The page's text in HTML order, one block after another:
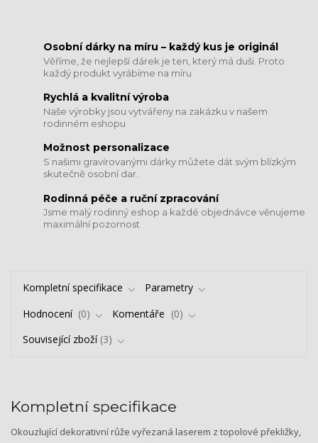
​​​​​​​Osobní dárky na míru – každý kus je originál
Věříme, že nejlepší dárek je ten, který má duši. Proto
každý produkt vyrábíme na míru
Rychlá a kvalitní výroba
Naše výrobky jsou vytvářeny na zakázku v našem
rodinném eshopu
Možnost personalizace
S našimi gravírovanými dárky můžete dát svým blízkým
skutečně osobní dar.
​​​​​​​Rodinná péče a ruční zpracování
Jsme malý rodinný eshop a každé objednávce věnujeme
maximální pozornost
Kompletní specifikace
Parametry
Hodnocení
0 Komentáře
0
Související zboží 3
Kompletní specifikace
Okouzlující dekorativní růže vyřezaná laserem z topolové překližky,